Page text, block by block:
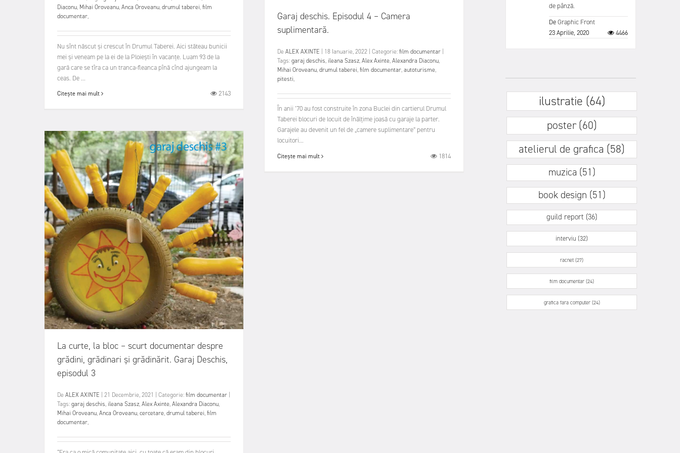
Diaconu, Mihai Oroveanu,Anca Oroveanu,drumul taberei,film
documentar,
Nu sînt născut și crescut în Drumul Taberei. Aici stăteau bunicii
mei și veneam pe la ei de la Ploiești în vacanțe. Luam 93 de la
gară care se tîra ca un tranca-fleanca pînă cînd ajungeam la
ceas. De ...
Citește mai mult 2143
Garaj deschis. Episodul 4 – Camera
suplimentară.
De ALEX AXINTE 18 Ianuarie, 2022 Categorie:film documentar
Tags:garaj deschis, ileana Szasz,Alex Axinte,Alexandra Diaconu,
Mihai Oroveanu,drumul taberei,film documentar,autoturisme,
pitesti,
În anii ’70 au fost construite în zona Buclei din cartierul Drumul
Taberei blocuri de locuit de înălțime joasă cu garaje la parter.
Garajele au devenit un fel de „camere suplimentare” pentru
locuitori...
Citește mai mult 1814
La curte, la bloc – scurt documentar despre
grădini, grădinari și grădinărit. Garaj Deschis,
episodul 3
De ALEX AXINTE 21 Decembrie, 2021 Categorie:film documentar
Tags:garaj deschis, ileana Szasz,Alex Axinte,Alexandra Diaconu,
Mihai Oroveanu,Anca Oroveanu,cercetare,drumul taberei,film
documentar,
de pânză.
DeGraphic Front
23 Aprilie, 2020
4466
ilustratie (64)
poster (60)
atelierul de grafica (58)
muzica (51)
book design (51)
guild report (36)
interviu (32)
racnet (27)
film documentar (24)
grafica fara computer (24)